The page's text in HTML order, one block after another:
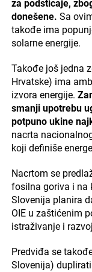
za podsticaje,
donešene. Sa
takođe ima
solarne energije.
Takođe još jedna
Hrvatske) ima
izvora energije.
smanji upotrebu
potpuno ukine
nacrta
koji definiše
Nacrtom se
fosilna goriva i na
Slovenija planira
OIE u zaštićenim
istraživanje i
Predviđa se
Slovenija)